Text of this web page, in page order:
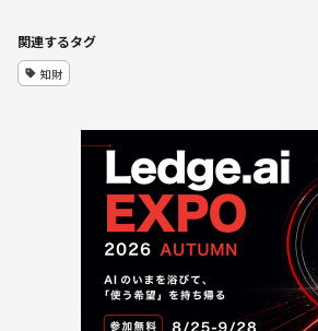
関連するタグ
知財